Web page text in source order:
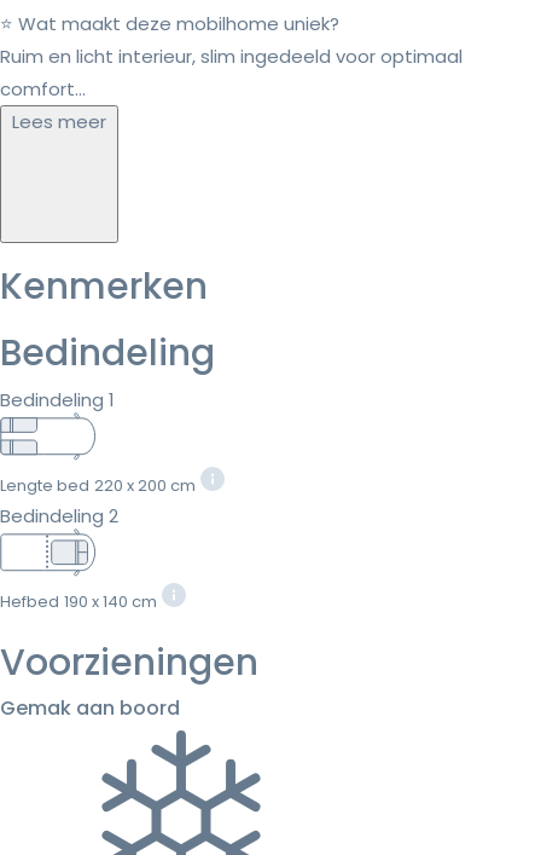
⭐ Wat maakt deze mobilhome uniek?
Ruim en licht interieur, slim ingedeeld voor optimaal
comfort...
Lees meer
Kenmerken
Bedindeling
Bedindeling 1
Lengte bed 220 x 200 cm
Bedindeling 2
Hefbed 190 x 140 cm
Voorzieningen
Gemak aan boord